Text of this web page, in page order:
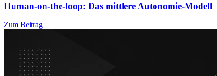
Human-on-the-loop: Das mittlere Autonomie-Modell
Zum Beitrag